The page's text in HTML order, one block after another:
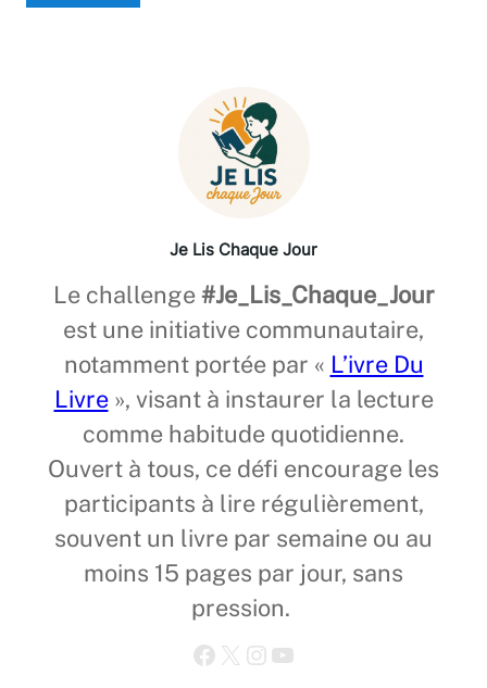
Je Lis Chaque Jour
Le challenge#Je_Lis_Chaque_Jour
est une initiative communautaire,
notamment portée par « L’ivre Du
Livre», visant à instaurer la lecture
comme habitude quotidienne.
Ouvert à tous, ce défi encourage les
participants à lire régulièrement,
souvent un livre par semaine ou au
moins 15 pages par jour, sans
pression.
Facebook X Instagram YouTube